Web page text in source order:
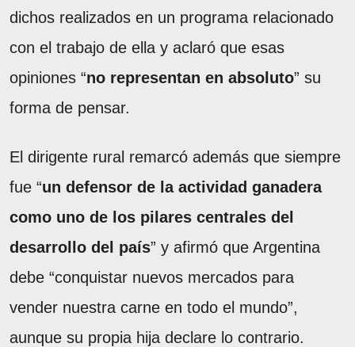
dichos realizados en un programa relacionado
con el trabajo de ella y aclaró que esas
opiniones “no representan en absoluto” su
forma de pensar.
El dirigente rural remarcó además que siempre
fue “un defensor de la actividad ganadera
como uno de los pilares centrales del
desarrollo del país” y afirmó que Argentina
debe “conquistar nuevos mercados para
vender nuestra carne en todo el mundo”,
aunque su propia hija declare lo contrario.